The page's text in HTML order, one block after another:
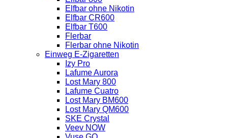
Elfbar ohne Nikotin
Elfbar CR600
Elfbar T600
Flerbar
Flerbar ohne Nikotin
Einweg E-Zigaretten
Izy Pro
Lafume Aurora
Lost Mary 800
Lafume Cuatro
Lost Mary BM600
Lost Mary QM600
SKE Crystal
Veev NOW